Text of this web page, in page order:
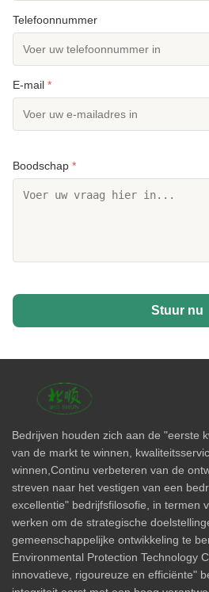
Telefoonnummer
E-mail *
Boodschap *
Stuur nu
Bedrijven houden zich aan de "eerste
van de markt te winnen,
winnen,Continu verbeteren van de
streven naar het vestigen van een
excellentie" bedrijfsfilosofie, in termen
werken om de strategische
gemeenschappelijke ontwikkeling te
Environmental Protection Technology
innovatieve, rigoureuze en efficiënte"